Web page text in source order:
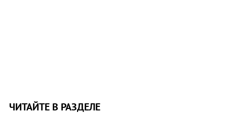
ЧИТАЙТЕ В РАЗДЕЛЕ